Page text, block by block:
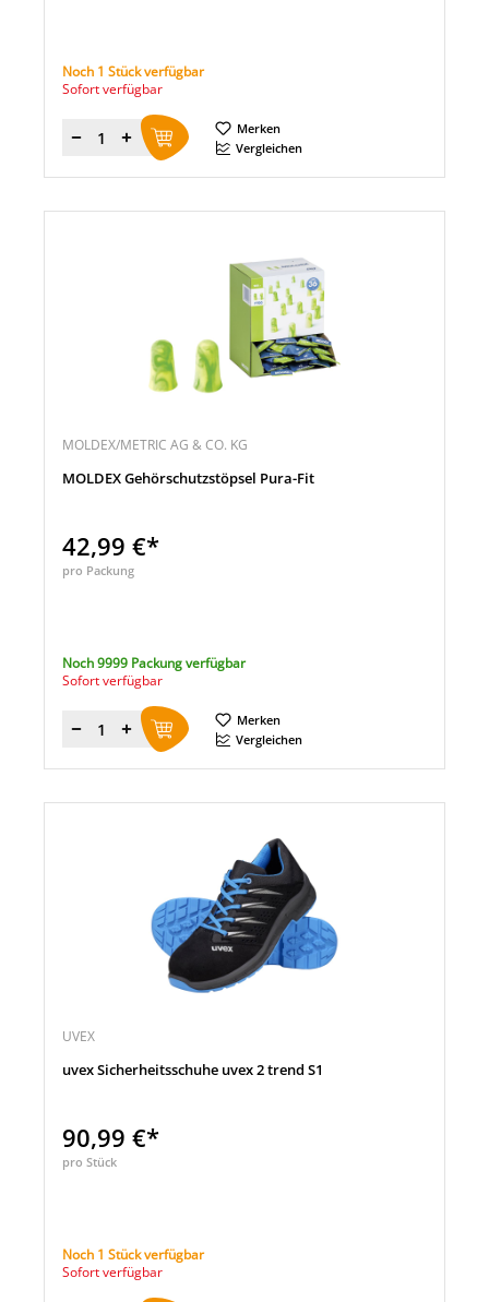
Noch 1 Stück verfügbar
Sofort verfügbar
Menge
Merken
Vergleichen
MOLDEX/METRIC AG & CO. KG
MOLDEX Gehörschutzstöpsel Pura-Fit
42,99 €*
pro Packung
Noch 9999 Packung verfügbar
Sofort verfügbar
Menge
Merken
Vergleichen
UVEX
uvex Sicherheitsschuhe uvex 2 trend S1
90,99 €*
pro Stück
Noch 1 Stück verfügbar
Sofort verfügbar